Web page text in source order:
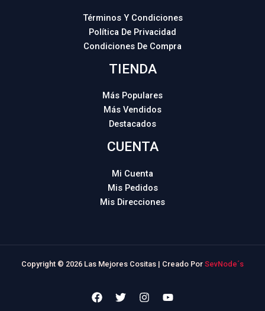
Términos Y Condiciones
Política De Privacidad
Condiciones De Compra
TIENDA
Más Populares
Más Vendidos
Destacados
CUENTA
Mi Cuenta
Mis Pedidos
Mis Direcciones
Copyright © 2026 Las Mejores Cositas | Creado Por SevNode´s